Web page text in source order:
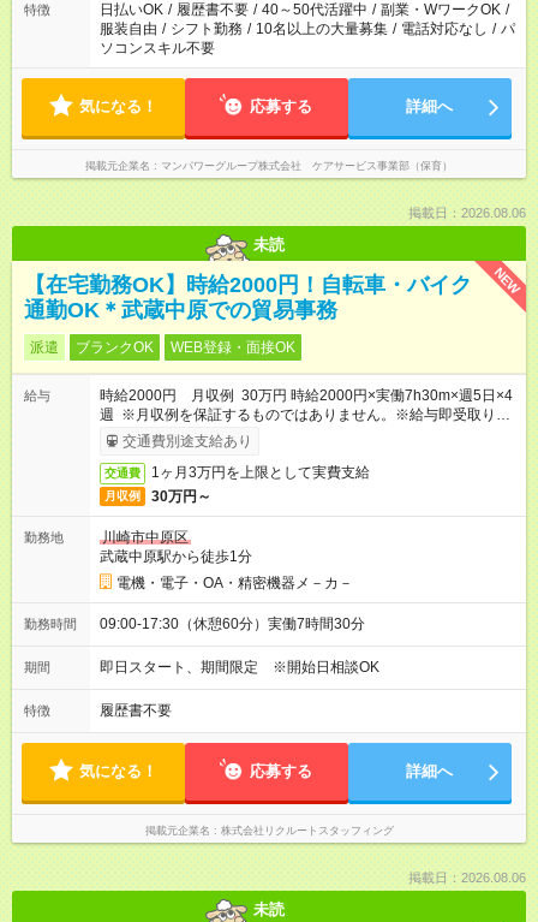
特徴 日払いOK / 履歴書不要 / 40～50代活躍中 / 副業・WワークOK /
服装自由 / シフト勤務 / 10名以上の大量募集 / 電話対応なし / パ
ソコンスキル不要
気になる！ 応募する 詳細へ
掲載元企業名 マンパワーグループ株式会社 ケアサービス事業部（保育）
掲載日：2026.08.06
未読
NEW
【在宅勤務OK】時給2000円！自転車・バイク
通勤OK＊武蔵中原での貿易事務
派遣 ブランクOK WEB登録・面接OK
給与
時給2000円 月収例 30万円 時給2000円×実働7h30m×週5日×4
週 ※月収例を保証するものではありません。※給与即受取りサ
ービス利用可（利用条件有）
交通費別途支給あり
交通費 1ヶ月3万円を上限として実費支給
月収例 30万円～
勤務地
川崎市中原区
武蔵中原駅から徒歩1分
電機・電子・OA・精密機器メ－カ－
勤務時間 09:00-17:30（休憩60分）実働7時間30分
期間 即日スタート、期間限定 ※開始日相談OK
特徴 履歴書不要
気になる！ 応募する 詳細へ
掲載元企業名 株式会社リクルートスタッフィング
掲載日：2026.08.06
未読